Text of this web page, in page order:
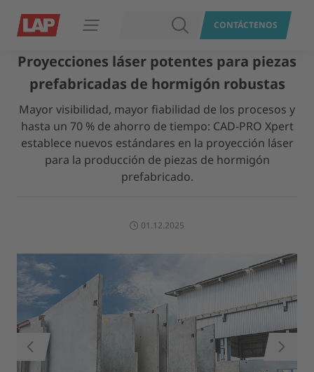
Abrir navegación BUSCARCONTÁCTENOS
Proyecciones láser potentes para piezas
prefabricadas de hormigón robustas
Mayor visibilidad, mayor fiabilidad de los procesos y
hasta un 70 % de ahorro de tiempo: CAD-PRO Xpert
establece nuevos estándares en la proyección láser
para la producción de piezas de hormigón
prefabricado.
01.12.2025
ANTERIOR